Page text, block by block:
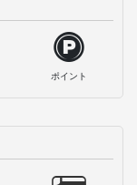
ポイント